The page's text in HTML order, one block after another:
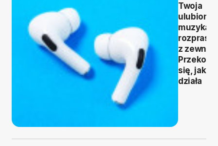
Twoja
ulubiona
muzyka
z
Przekonaj
się, jak to
działa